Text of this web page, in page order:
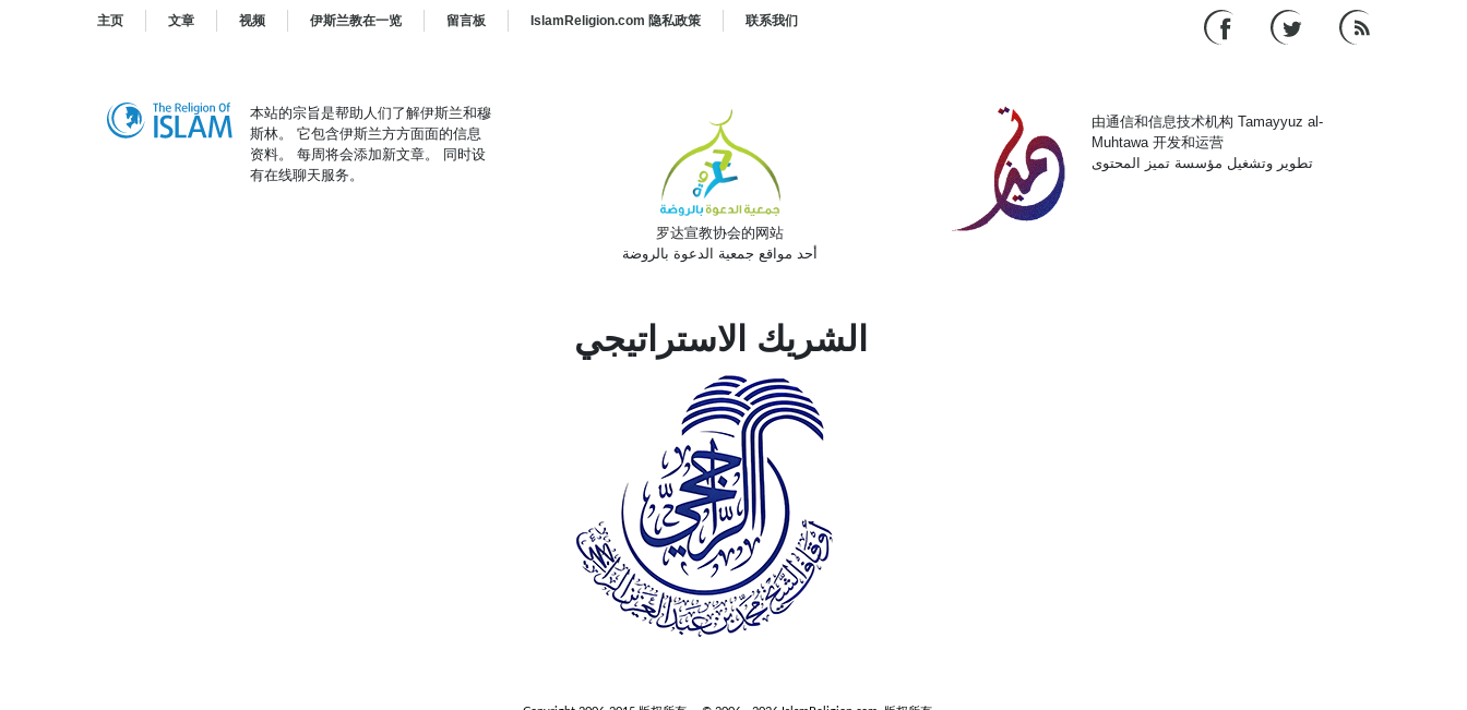
主页 文章 视频 伊斯兰教在一览 留言板 IslamReligion.com 隐私政策 联系我们
本站的宗旨是帮助人们了解伊斯兰和穆
斯林。 它包含伊斯兰方方面面的信息
资料。 每周将会添加新文章。 同时设
有在线聊天服务。
罗达宣教协会的网站
أحد مواقع جمعية الدعوة بالروضة
由通信和信息技术机构 Tamayyuz al-
Muhtawa 开发和运营
تطوير وتشغيل مؤسسة تميز المحتوى
الشريك الاستراتيجي